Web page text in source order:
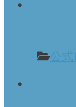
公式